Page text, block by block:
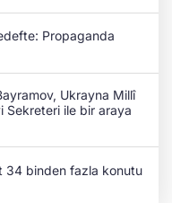
Propaganda
Ukrayna Millî
Sekreteri ile bir araya
34 binden fazla konutu